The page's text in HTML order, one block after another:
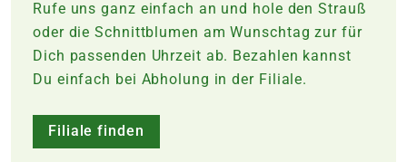
Rufe uns ganz einfach an und hole den Strauß
oder die Schnittblumen am Wunschtag zur für
Dich passenden Uhrzeit ab. Bezahlen kannst
Du einfach bei Abholung in der Filiale.
Filiale finden